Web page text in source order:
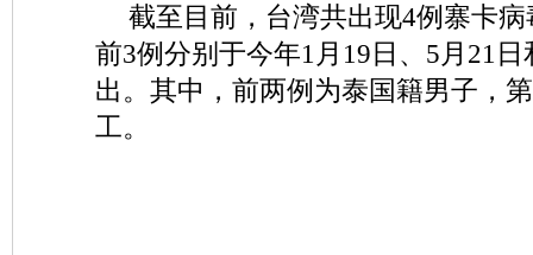
截至目前，台湾共出现4例寨卡
前3例分别于今年1月19日、5月21
出。其中，前两例为泰国籍男子，
工。